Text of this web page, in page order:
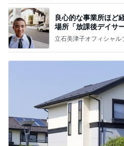
良心的な事業所ほど
場所「放課後デイサ
実の
立石美津子オフィシャル